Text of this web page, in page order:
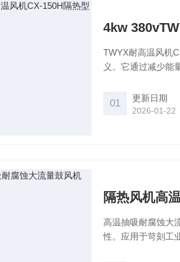
4kw
TWYX耐高温风机
义。它通过减少能
01 更新日期
2026-01-22
隔热风机高
高温抽吸耐腐蚀大
性。应用于苛刻工